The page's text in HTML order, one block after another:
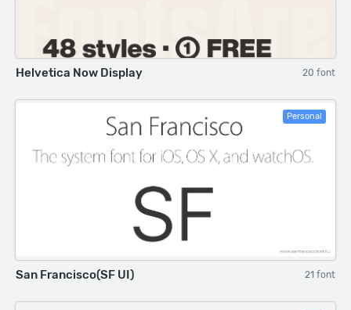
Helvetica Now Display 20 font
Personal
San Francisco(SF UI) 21 font